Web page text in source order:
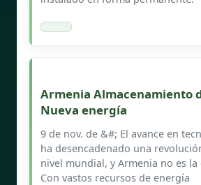
Armenia Almacenamiento
Nueva energía
9 de nov. de &#; El avance en
ha desencadenado una
nivel mundial, y Armenia no es la
Con vastos recursos de energía